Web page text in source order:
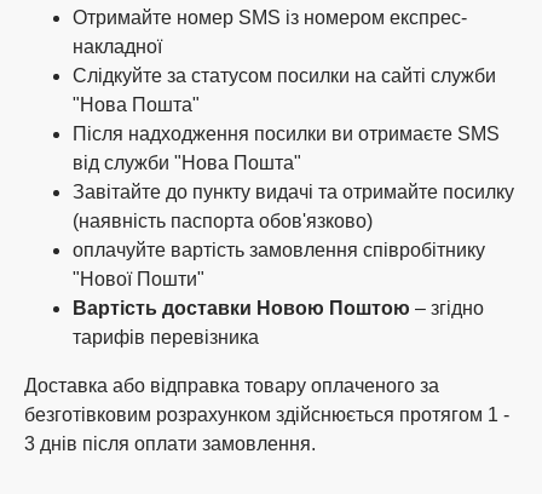
Отримайте номер SMS із номером експрес-
накладної
Слідкуйте за статусом посилки на сайті служби
"Нова Пошта"
Після надходження посилки ви отримаєте SMS
від служби "Нова Пошта"
Завітайте до пункту видачі та отримайте посилку
(наявність паспорта обов'язково)
оплачуйте вартість замовлення співробітнику
"Нової Пошти"
Вартість доставки Новою Поштою – згідно
тарифів перевізника
Доставка або відправка товару оплаченого за
безготівковим розрахунком здійснюється протягом 1 -
3 днів після оплати замовлення.